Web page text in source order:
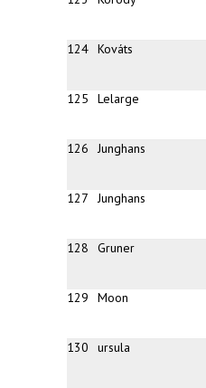
124 Kováts
125 Lelarge
126 Junghans
127 Junghans
128 Gruner
129 Moon
130 ursula